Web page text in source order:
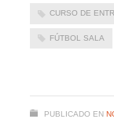
CURSO DE
FÚTBOL SALA
PUBLICADO EN